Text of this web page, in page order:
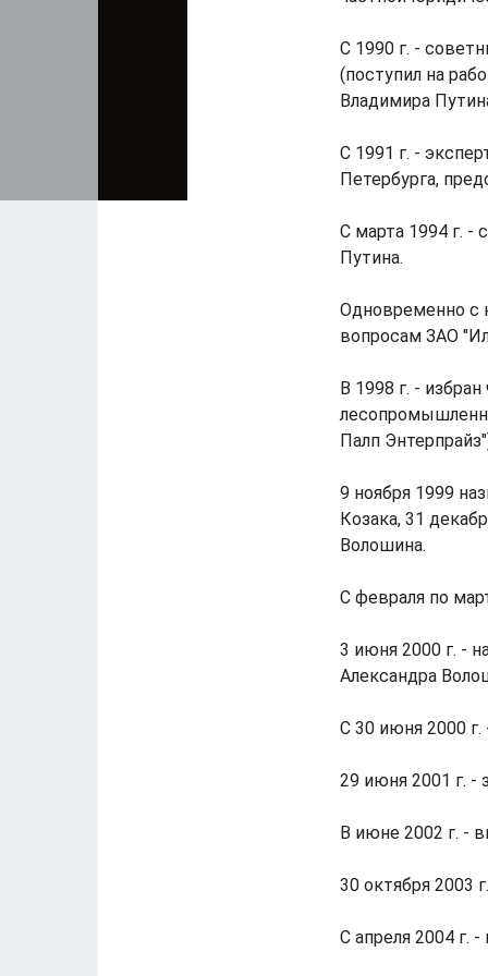
С 1990 г. -
(поступил на
Владимира
С 1991 г. -
Петербурга,
С марта 1994 г. -
Путина.
Одновременно с
вопросам ЗАО
В 1998 г. -
Палп
9 ноября 1999
Козака, 31
Волошина.
С февраля по
3 июня 2000 г. -
Александра
С 30 июня 2000
29 июня 2001 г. -
В июне 2002 г. -
30 октября 2003
С апреля 2004 г.